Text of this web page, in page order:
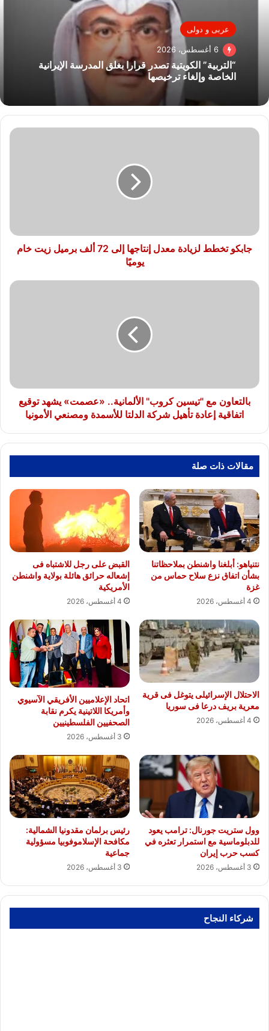
عربى و دولى
6 أغسطس، 2026
“التربية” الكويتية تصدر قرارا بغلق المدرسة الإيرانية
الخاصة وإلغاء ترخيصها
جابكو
برميل
زيت
جابكو تخطط لزيادة معدل إنتاجها إلى 72 ألف برميل زيت خام
يوميًا
بالتعاون
اتفاقية
إعادة
تأهيل
ومصنعي
الأمونيا
بالتعاون مع "تيسين كروب" الألمانية.. «عصمت» يشهد توقيع
اتفاقية إعادة تأهيل شركة الدلتا للأسمدة ومصنعي الأمونيا
مقالات ذات صلة
نتنياهو: أبلغنا واشنطن بملاحظاتنا
بشأن اتفاق نزع سلاح حماس من
غزة
4 أغسطس، 2026
القبض على رجل للاشتباه فى
إشعاله حرائق هائلة بولاية واشنطن
الأمريكية
4 أغسطس، 2026
الاحتلال الإسرائيلى يتوغل فى قرية
معرية بريف درعا فى سوريا
4 أغسطس، 2026
اتحاد الإعلاميين الأفريقي الآسيوي
وأمريكا اللاتينية يكرم نقابة
الصحفيين الفلسطينيين
3 أغسطس، 2026
وول ستريت جورنال: ترامب يعود
للدبلوماسية مع استمرار تعثره في
كسب حرب إيران
3 أغسطس، 2026
رئيس برلمان مقدونيا الشمالية:
مكافحة الإسلاموفوبيا مسؤولية
جماعية
3 أغسطس، 2026
شركاء النجاح